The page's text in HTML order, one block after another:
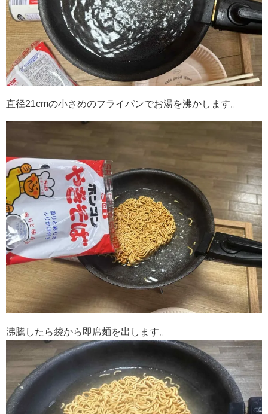
直径21cmの小さめのフライパンでお湯を沸かします。
沸騰したら袋から即席麺を出します。